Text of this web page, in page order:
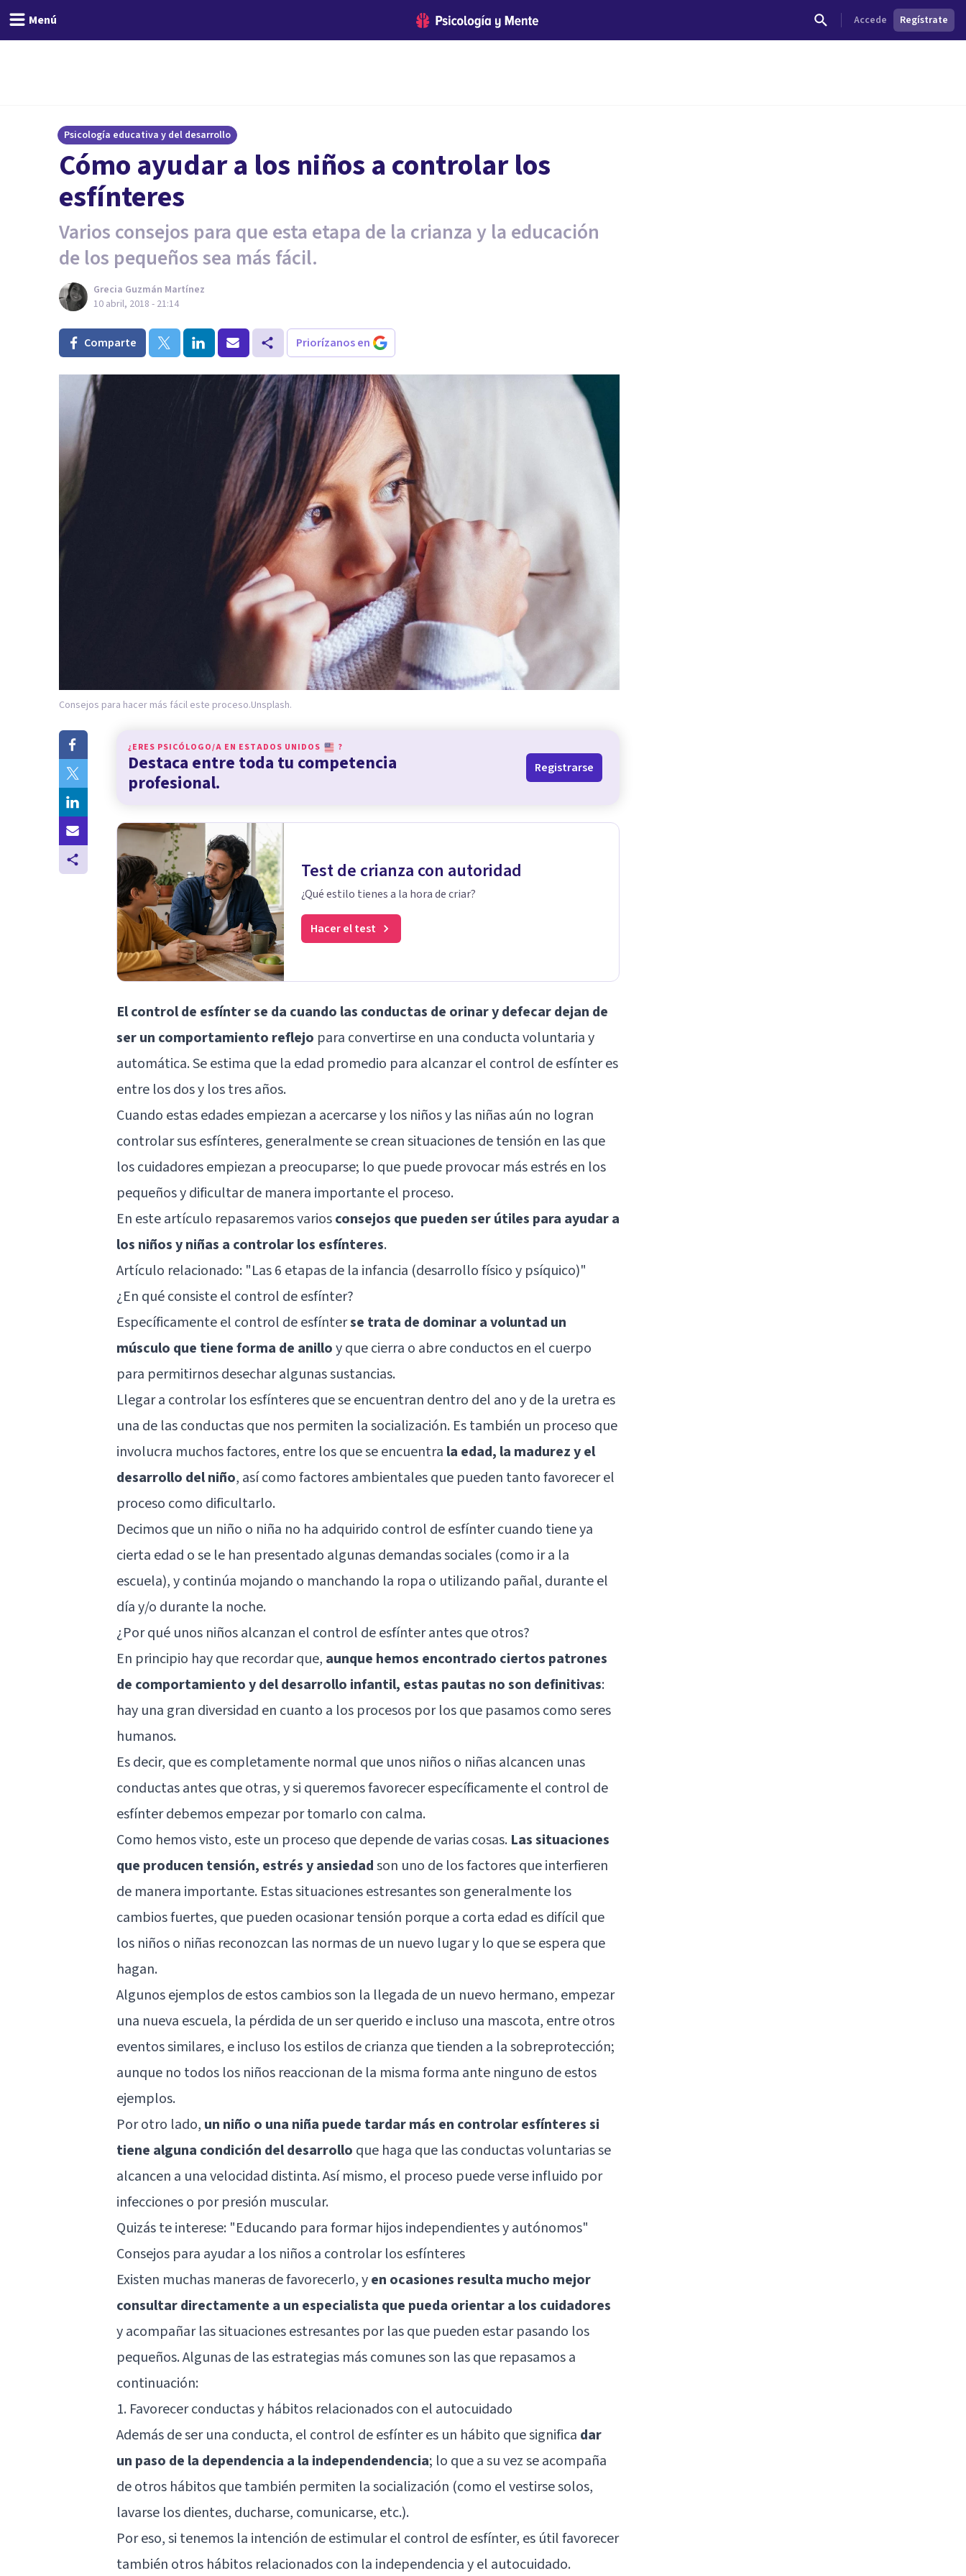
Menú Accede Regístrate
Psicología educativa y del desarrollo
Cómo ayudar a los niños a controlar los
esfínteres
Varios consejos para que esta etapa de la crianza y la educación
de los pequeños sea más fácil.
Grecia Guzmán Martínez
10 abril, 2018 - 21:14
Comparte Priorízanos en
Consejos para hacer más fácil este proceso.Unsplash.
¿ERES PSICÓLOGO/A EN ESTADOS UNIDOS ?
Destaca entre toda tu competencia
profesional.
Registrarse
Test de crianza con autoridad
¿Qué estilo tienes a la hora de criar?
Hacer el test
El control de esfínter se da cuando las conductas de orinar y defecar dejan de
ser un comportamiento reflejo para convertirse en una conducta voluntaria y
automática. Se estima que la edad promedio para alcanzar el control de esfínter es
entre los dos y los tres años.
Cuando estas edades empiezan a acercarse y los niños y las niñas aún no logran
controlar sus esfínteres, generalmente se crean situaciones de tensión en las que
los cuidadores empiezan a preocuparse; lo que puede provocar másestrésen los
pequeños y dificultar de manera importante el proceso.
En este artículo repasaremos variosconsejos que pueden ser útiles para ayudar a
los niños y niñas a controlar los esfínteres.
Artículo relacionado: "Las 6 etapas de la infancia (desarrollo físico y psíquico)"
¿En qué consiste el control de esfínter?
Específicamente el control de esfínterse trata de dominar a voluntad un
músculo que tiene forma de anilloy que cierra o abre conductos en el cuerpo
para permitirnos desechar algunas sustancias.
Llegar a controlar los esfínteres que se encuentran dentro del ano y de la uretra es
una de las conductas que nos permiten la socialización. Es también un proceso que
involucra muchos factores, entre los que se encuentra la edad, la madurez y el
desarrollo del niño, así como factores ambientales que pueden tanto favorecer el
proceso como dificultarlo.
Decimos que un niño o niña no ha adquirido control de esfínter cuando tiene ya
cierta edad o se le han presentado algunas demandas sociales (como ir a la
escuela), y continúa mojando o manchando la ropa o utilizando pañal, durante el
día y/o durante la noche.
¿Por qué unos niños alcanzan el control de esfínter antes que otros?
En principio hay que recordar que, aunque hemos encontrado ciertos patrones
de comportamiento y del desarrollo infantil, estas pautas no son definitivas:
hay una gran diversidad en cuanto a los procesos por los que pasamos como seres
humanos.
Es decir, que es completamente normal que unos niños o niñas alcancen unas
conductas antes que otras, y si queremos favorecer específicamente el control de
esfínter debemos empezar por tomarlo con calma.
Como hemos visto, este un proceso que depende de varias cosas. Las situaciones
que producen tensión, estrés y ansiedadson uno de los factores que interfieren
de manera importante. Estas situaciones estresantes son generalmente los
cambios fuertes, que pueden ocasionar tensión porque a corta edad es difícil que
los niños o niñas reconozcan las normas de un nuevo lugar y lo que se espera que
hagan.
Algunos ejemplos de estos cambios son la llegada de un nuevo hermano, empezar
una nueva escuela, la pérdida de un ser querido e incluso una mascota, entre otros
eventos similares, e incluso los estilos de crianza que tienden a la sobreprotección;
aunque no todos los niños reaccionan de la misma forma ante ninguno de estos
ejemplos.
Por otro lado, un niño o una niña puede tardar más en controlar esfínteres si
tiene alguna condición del desarrollo que haga que las conductas voluntarias se
alcancen a una velocidad distinta. Así mismo, el proceso puede verse influido por
infecciones o por presión muscular.
Quizás te interese: "Educando para formar hijos independientes y autónomos"
Consejos para ayudar a los niños a controlar los esfínteres
Existen muchas maneras de favorecerlo, yen ocasiones resulta mucho mejor
consultar directamente a un especialista que pueda orientar a los cuidadores
y acompañar las situaciones estresantes por las que pueden estar pasando los
pequeños. Algunas de las estrategias más comunes son las que repasamos a
continuación:
1. Favorecer conductas y hábitos relacionados con el autocuidado
Además de ser una conducta, el control de esfínter es un hábito que significa dar
un paso de la dependencia a la independendencia; lo que a su vez se acompaña
de otros hábitos que también permiten la socialización (como el vestirse solos,
lavarse los dientes, ducharse, comunicarse, etc.).
Por eso, si tenemos la intención de estimular el control de esfínter, es útil favorecer
también otros hábitos relacionados con la independencia y el autocuidado.